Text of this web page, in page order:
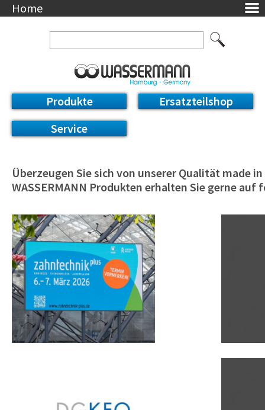
Home
Ansprechpartner
Datenschutzerklärung
Messetermine
Downloads
Feinwerk
DE / EN
Deutsch
Produkte
Ersatzteilshop
Service
Überzeugen Sie sich von unserer Qualität made
WASSERMANN Produkten erhalten Sie gerne